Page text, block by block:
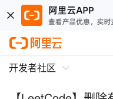
开发者社区